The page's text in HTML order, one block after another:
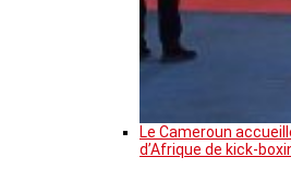
Le Cameroun
d’Afrique de kick-